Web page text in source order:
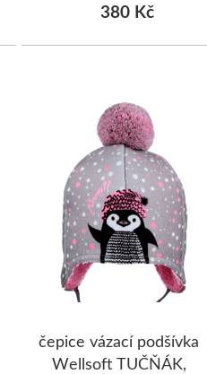
380 Kč
čepice vázací podšívka
Wellsoft TUČŇÁK,